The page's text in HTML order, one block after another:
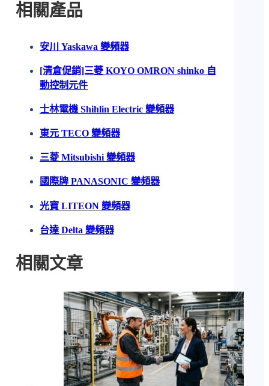
相關產品
安川 Yaskawa 變頻器
[清倉促銷]三菱 KOYO OMRON shinko 自
動控制元件
士林電機 Shihlin Electric 變頻器
東元 TECO 變頻器
三菱 Mitsubishi 變頻器
國際牌 PANASONIC 變頻器
光寶 LITEON 變頻器
台達 Delta 變頻器
相關文章